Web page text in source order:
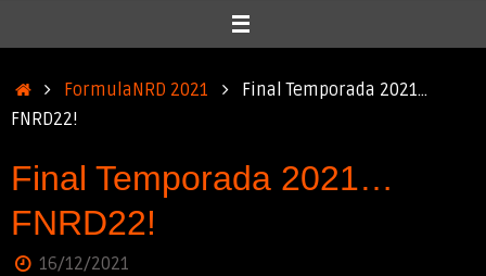
InicioFormulaNRD 2021
Final Temporada 2021…
FNRD22!
Final Temporada 2021…
FNRD22!
16/12/2021